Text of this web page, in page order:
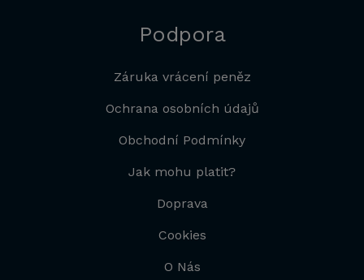
Podpora
Záruka vrácení peněz
Ochrana osobních údajů
Obchodní Podmínky
Jak mohu platit?
Doprava
Cookies
O Nás